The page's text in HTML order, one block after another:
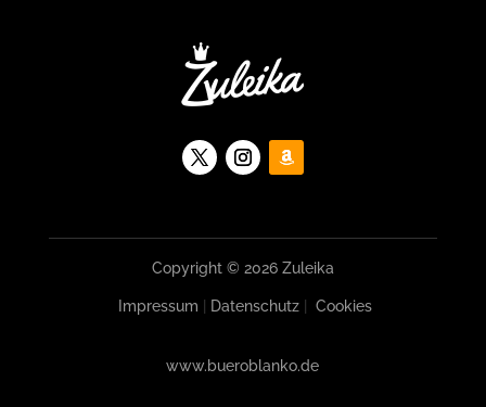
Copyright © 2026 Zuleika
Impressum Datenschutz| Cookies
www.bueroblanko.de